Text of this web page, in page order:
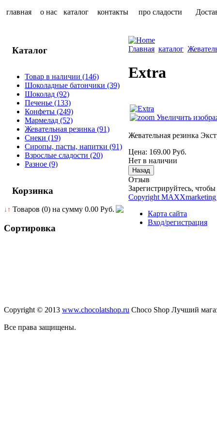
главная о нас каталог контакты про сладости
Каталог
Товар в наличии (146)
Шоколадные батончики (39)
Шоколад (92)
Печенье (133)
Конфеты (249)
Мармелад (52)
Жевательная резинка (91)
Снеки (19)
Сиропы, пасты, напитки (91)
Взрослые сладости (20)
Разное (9)
Корзинка
↓↑ Товаров (0) на сумму 0.00 Руб.
Сортировка
Главная каталог
Extra
Увеличить
Жевательная резинка
Цена: 169.00 Руб.
Нет в наличии
Отзыв
Зарегистрируйтесь, чтобы
Copyright MAXXmarketing
Карта сайта
Вход/регистрация
Copyright © 2013 www.chocolatshop.ru Choco Shop Лучший
Все права защищены.